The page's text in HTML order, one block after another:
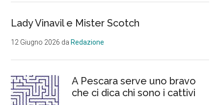
Lady Vinavil e Mister Scotch
12 Giugno 2026 daRedazione
A Pescara serve uno bravo
che ci dica chi sono i cattivi